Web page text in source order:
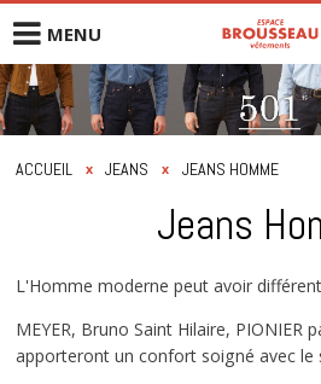
MENU
Homme
Femme
Jeans
Marques
Nos
ACCUEIL x JEANS x JEANS HOMME
Jeans
L'Homme moderne peut avoir
MEYER, Bruno Saint Hilaire, PIONIER
apporteront un confort soigné avec le